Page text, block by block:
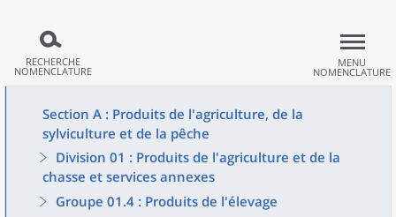
RECHERCHE
NOMENCLATURE
MENU
NOMENCLATURE
Section A : Produits de l'agriculture, de la
sylviculture et de la pêche
Division 01 : Produits de l'agriculture et de la
chasse et services annexes
Groupe 01.4 : Produits de l'élevage